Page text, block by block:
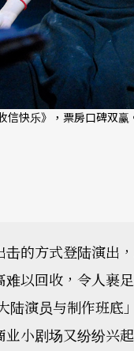
快乐》，票房口碑双赢
的方式登陆演出
以回收，令人裹
演员与制作班底
小剧场又纷纷兴